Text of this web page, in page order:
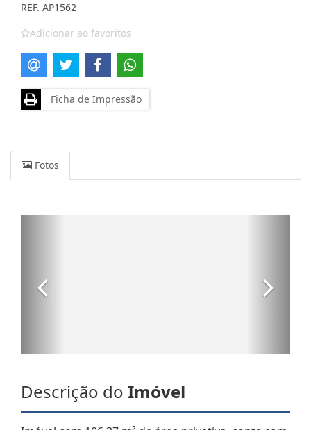
REF. AP1562
Adicionar ao favoritos
Ficha de Impressão
Fotos
Descrição do Imóvel